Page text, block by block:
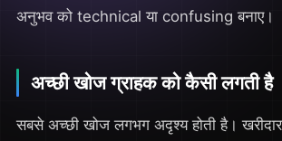
अनुभव को technical या confusing बनाए।
अच्छी खोज ग्राहक को कैसी लगती है
सबसे अच्छी खोज लगभग अदृश्य होती है। खरीदार